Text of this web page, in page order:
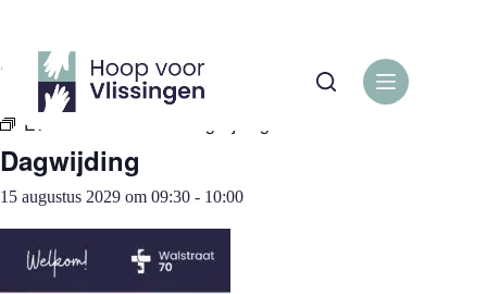
inhoud
« Alle Evenementen
Evenementenreeks:
Dagwijding
15 augustus 2029 om 09:30 - 10:00